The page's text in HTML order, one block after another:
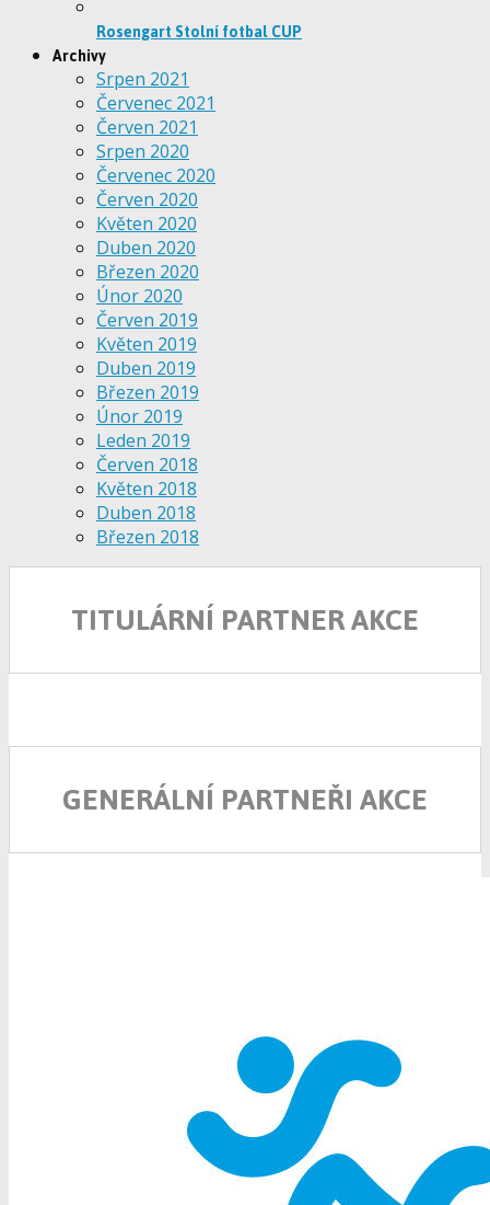
Rosengart Stolní fotbal CUP
Archivy
Srpen 2021
Červenec 2021
Červen 2021
Srpen 2020
Červenec 2020
Červen 2020
Květen 2020
Duben 2020
Březen 2020
Únor 2020
Červen 2019
Květen 2019
Duben 2019
Březen 2019
Únor 2019
Leden 2019
Červen 2018
Květen 2018
Duben 2018
Březen 2018
TITULÁRNÍ PARTNER AKCE
GENERÁLNÍ PARTNEŘI AKCE